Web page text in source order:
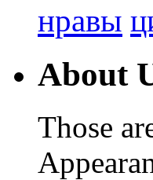
нравы
About
Those